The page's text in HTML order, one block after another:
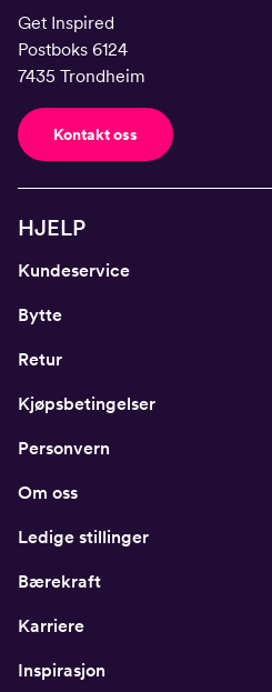
Get Inspired
Postboks 6124
7435 Trondheim
Kontakt oss
HJELP
Kundeservice
Bytte
Retur
Kjøpsbetingelser
Personvern
Om oss
Ledige stillinger
Bærekraft
Karriere
Inspirasjon